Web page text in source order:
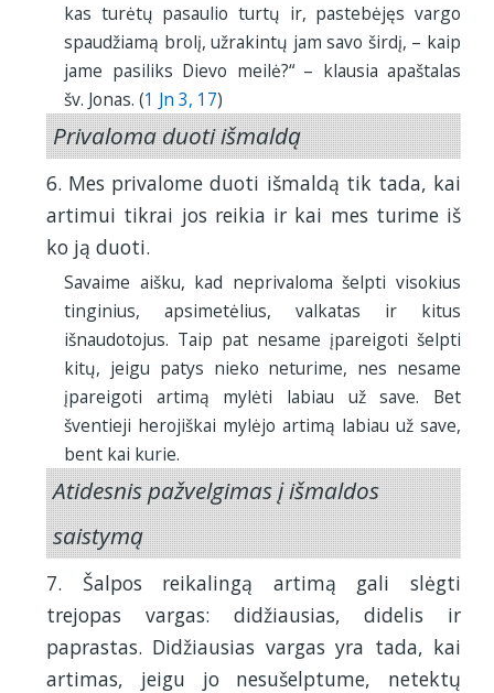
kas turėtų pasaulio turtų ir, pastebėjęs vargo
spaudžiamą brolį, užrakintų jam savo širdį, – kaip
jame pasiliks Dievo meilė?“ – klausia apaštalas
šv. Jonas. (1 Jn 3, 17)
Privaloma duoti išmaldą
6. Mes privalome duoti išmaldą tik tada, kai
artimui tikrai jos reikia ir kai mes turime iš
ko ją duoti.
Savaime aišku, kad neprivaloma šelpti visokius
tinginius, apsimetėlius, valkatas ir kitus
išnaudotojus. Taip pat nesame įpareigoti šelpti
kitų, jeigu patys nieko neturime, nes nesame
įpareigoti artimą mylėti labiau už save. Bet
šventieji herojiškai mylėjo artimą labiau už save,
bent kai kurie.
Atidesnis pažvelgimas į išmaldos
saistymą
7. Šalpos reikalingą artimą gali slėgti
trejopas vargas: didžiausias, didelis ir
paprastas. Didžiausias vargas yra tada, kai
artimas, jeigu jo nesušelptume, netektų